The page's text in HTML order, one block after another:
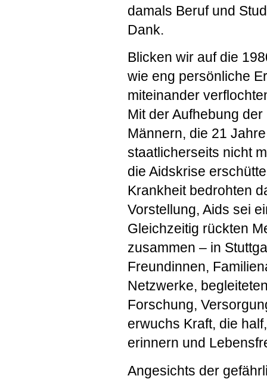
damals Beruf und
Dank.
Blicken wir auf die
wie eng persönliche
miteinander
Mit der Aufhebung
Männern, die 21
staatlicherseits nicht
die Aidskrise
Krankheit bedrohten
Vorstellung, Aids sei
Gleichzeitig rückten
zusammen – in
Freundinnen,
Netzwerke,
Forschung,
erwuchs Kraft, die
erinnern und
Angesichts der